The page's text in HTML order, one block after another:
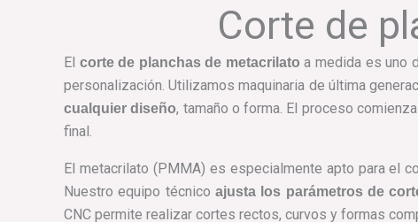
Corte de
El corte de planchas de metacrilato a medida es uno
personalización. Utilizamos maquinaria de última
cualquier diseño, tamaño o forma. El proceso
final.
El metacrilato (PMMA) es especialmente apto para el
Nuestro equipo técnico ajusta los parámetros de
CNC permite realizar cortes rectos, curvos y formas